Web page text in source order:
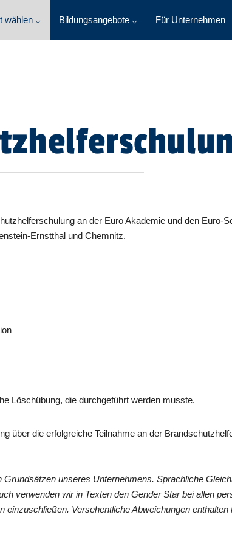
wählen ⌵ Bildungsangebote ⌵ Für Unternehmen
an der Euro Akademie und den Euro-
Ernstthal und Chemnitz.
Löschübung, die durchgeführt werden musste.
über die erfolgreiche Teilnahme an der
unseres Unternehmens. Sprachliche
verwenden wir in Texten den Gender Star bei allen
einzuschließen. Versehentliche Abweichungen